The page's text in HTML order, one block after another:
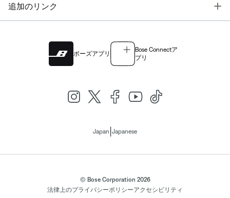
追加のリンク
ボーズアプリ
Bose Connectア
プリ
Japan Japanese
© Bose Corporation 2026
法律上のプライバシーポリシーアクセシビリティ